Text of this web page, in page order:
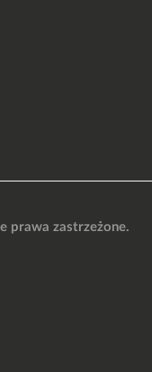
prawa zastrzeżone.